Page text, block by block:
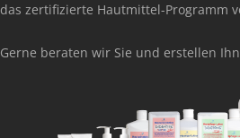
das zertifizierte Hautmittel-Programm
Gerne beraten wir Sie und erstellen